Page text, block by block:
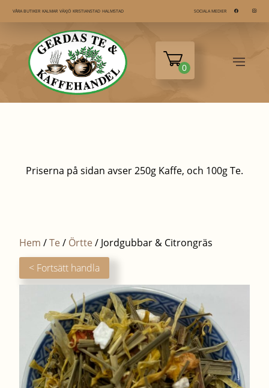
VÅRA BUTIKER KALMAR VÄXJÖ KRISTIANSTAD HALMSTAD SOCIALA MEDIER
0
Priserna på sidan avser 250g Kaffe, och 100g Te.
Hem /Te / Örtte / Jordgubbar & Citrongräs
< Fortsätt handla